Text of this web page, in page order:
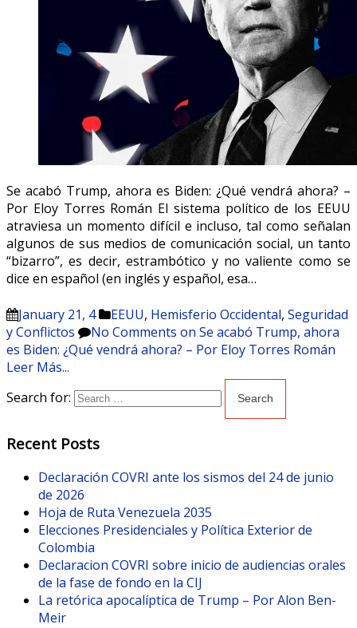
Se acabó Trump, ahora es Biden: ¿Qué vendrá ahora? –
Por Eloy Torres Román El sistema político de los EEUU
atraviesa un momento difícil e incluso, tal como señalan
algunos de sus medios de comunicación social, un tanto
“bizarro”, es decir, estrambótico y no valiente como se
dice en español (en inglés y español, esa…
January 21, 4 EEUU, Hemisferio Occidental, Seguridad
y Conflictos
No Comments on Se acabó Trump, ahora
es Biden: ¿Qué vendrá ahora? – Por Eloy Torres Román
Leer Más...
Search for:
Recent Posts
Declaración COVRI ante los sismos del 24 de junio
de 2026
Hoja de Ruta Venezuela 2035
Elecciones Presidenciales y Política Exterior de
Colombia
Declaracion COVRI sobre inicio de audiencias orales
de la fase de fondo en la CIJ
La retórica apocalíptica de Trump – Por Alon Ben-
Meir